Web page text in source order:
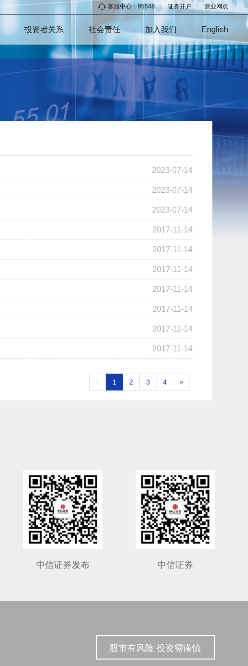
客服中心：95548 | 证券开户 营业网点
投资者关系 社会责任 加入我们 English
2023-07-14
2023-07-14
2023-07-14
2017-11-14
2017-11-14
2017-11-14
2017-11-14
2017-11-14
2017-11-14
2017-11-14
« 1 2 3 4 »
中信证券发布 中信证券
股市有风险 投资需谨慎